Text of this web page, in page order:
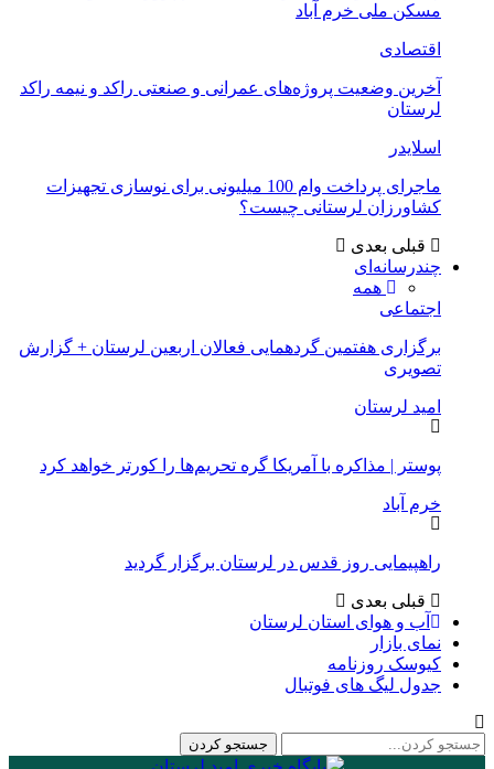
مسکن ملی خرم آباد
اقتصادی
آخرین وضعیت پروژه‌های عمرانی و صنعتی راکد و نیمه راکد
لرستان
اسلایدر
ماجرای پرداخت وام 100 میلیونی برای نوسازی تجهیزات
کشاورزان لرستانی چیست؟
قبلی بعدی
چندرسانه‌ای
همه
اجتماعی
برگزاری هفتمین گردهمایی فعالان اربعین لرستان + گزارش
تصویری
امید لرستان
پوستر | مذاکره با آمریکا گره تحریم‌ها را کورتر خواهد کرد
خرم آباد
راهپیمایی روز قدس در لرستان برگزار گردید
قبلی بعدی
آب و هوای استان لرستان
نمای بازار
کیوسک روزنامه
جدول لیگ های فوتبال